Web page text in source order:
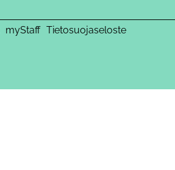
myStaff Tietosuojaseloste